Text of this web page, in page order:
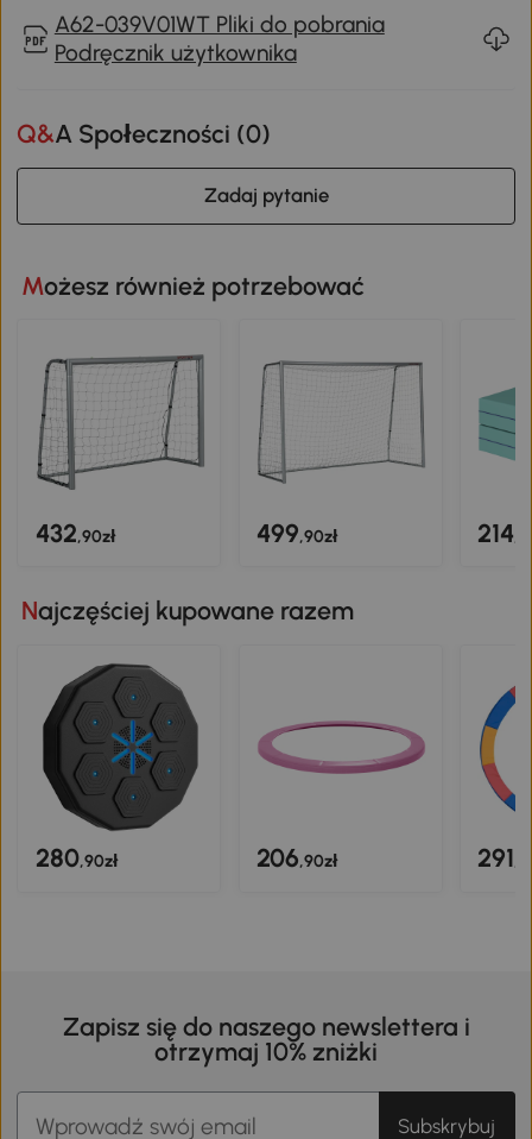
A62-039V01WT Pliki do pobrania
Podręcznik użytkownika
Q&A Społeczności (0)
Zadaj pytanie
Możesz również potrzebować
432,90zł 499,90zł 214
Najczęściej kupowane razem
280,90zł 206,90zł 291
Zapisz się do naszego newslettera i
otrzymaj 10% zniżki
Subskrybuj